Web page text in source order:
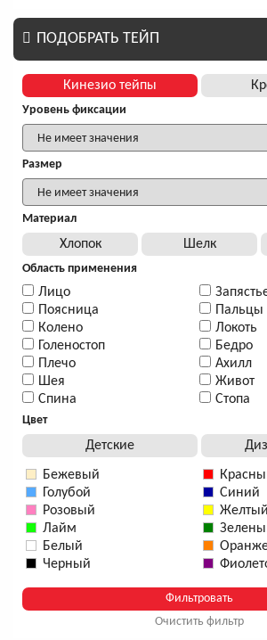
ПОДОБРАТЬ ТЕЙП
Кинезио тейпы
Уровень фиксации
Размер
Материал
Хлопок Шелк
Область применения
Лицо
Поясница
Колено
Голеностоп
Плечо
Шея
Спина
Пальцы
Локоть
Бедро
Ахилл
Живот
Стопа
Цвет
Детские
Бежевый
Голубой
Розовый
Лайм
Белый
Черный
Синий
Желтый
Очистить фильтр